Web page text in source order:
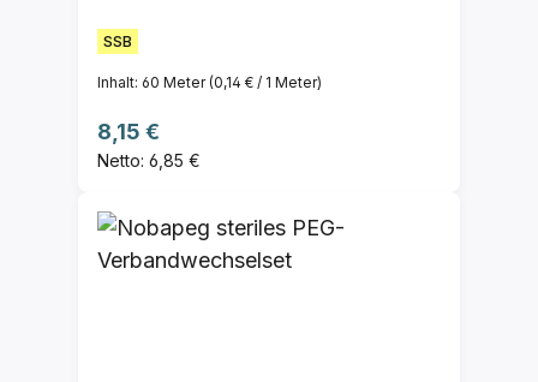
SSB
Inhalt: 60 Meter(0,14 € / 1 Meter)
Regulärer Preis:
8,15 €
Netto: 6,85 €